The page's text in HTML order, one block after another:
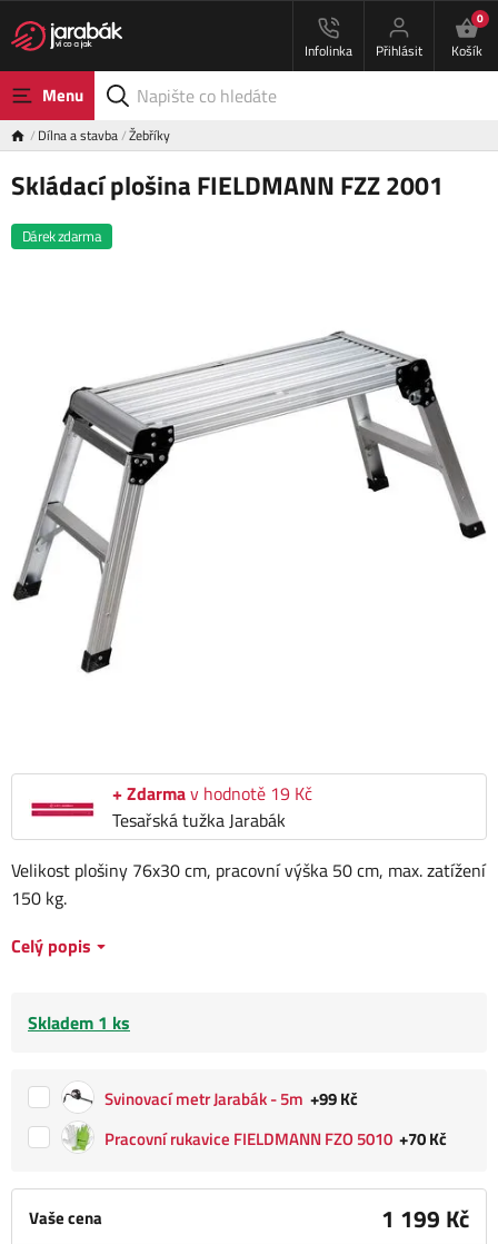
Infolinka Přihlásit
0
Košík
Menu
Dílna a stavba Žebříky
Skládací plošina FIELDMANN FZZ 2001
Dárek zdarma
+ Zdarmav hodnotě 19 Kč
Tesařská tužka Jarabák
Vaše cena 1 199 Kč
Velikost plošiny 76x30 cm, pracovní výška 50 cm, max. zatížení
150 kg.
Celý popis
Skladem 1 ks
Svinovací metr Jarabák - 5m +99 Kč
Pracovní rukavice FIELDMANN FZO 5010 +70 Kč